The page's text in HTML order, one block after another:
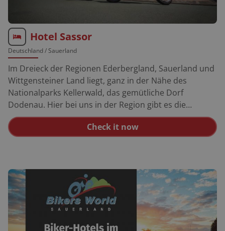
Hotel Sassor
Deutschland/ Sauerland
Im Dreieck der Regionen Ederbergland, Sauerland und
Wittgensteiner Land liegt, ganz in der Nähe des
Nationalparks Kellerwald, das gemütliche Dorf
Dodenau. Hier bei uns in der Region gibt es die
schönsten Kurven, eine tolle Landschaft, gute Straßen
und Vieles, was sich zu erkunden lohnt! Durch seine
besondere Lage ist Dodenau der ideale
Dodenau-Biker bietet das Hotel Sassor neben dem
aufmerksamen Service, den gemütlichen
eingerichteten Zimmern, der wohltuenden
Gastlichkeit, der gutbürgerlichen und kreativen Küche
auch noch extra Angebote für Motorradgruppen (auf
Check it now